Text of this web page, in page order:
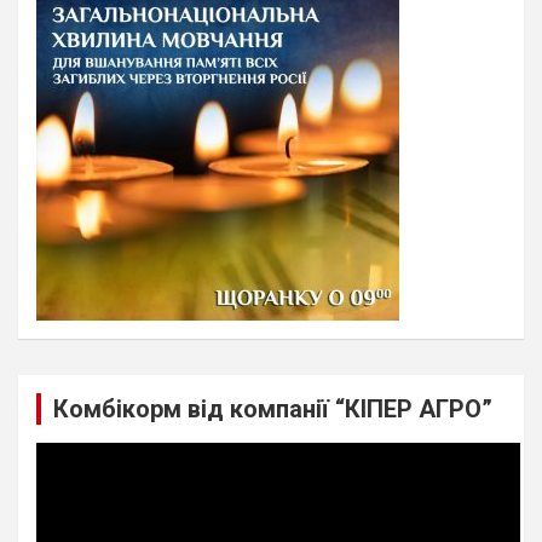
Комбікорм від компанії “КІПЕР АГРО”